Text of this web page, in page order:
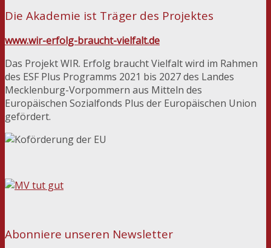
Die Akademie ist Träger des Projektes
www.wir-erfolg-braucht-vielfalt.de
Das Projekt WIR. Erfolg braucht Vielfalt wird im Rahmen
des ESF Plus Programms 2021 bis 2027 des Landes
Mecklenburg-Vorpommern aus Mitteln des
Europäischen Sozialfonds Plus der Europäischen Union
gefördert.
Abonniere unseren Newsletter